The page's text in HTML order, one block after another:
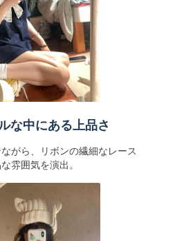
な中にある上品さ
がら、リボンの繊細なレース
雰囲気を演出。